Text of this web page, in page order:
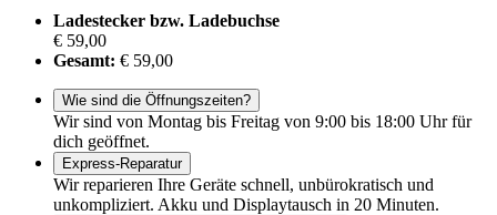
Ladestecker bzw. Ladebuchse
€ 59,00
Gesamt: € 59,00
Wie sind die Öffnungszeiten?
Wir sind von Montag bis Freitag von 9:00 bis 18:00 Uhr für
dich geöffnet.
Express-Reparatur
Wir reparieren Ihre Geräte schnell, unbürokratisch und
unkompliziert. Akku und Displaytausch in 20 Minuten.